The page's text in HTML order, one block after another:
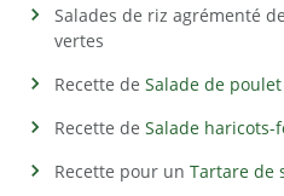
Salades de riz agrémenté
vertes
Recette de Salade de
Recette de Salade haricots-
Recette pour un Tartare de